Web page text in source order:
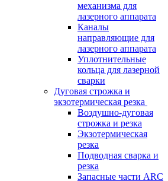
механизма для
лазерного аппарата
Каналы
направляющие для
лазерного аппарата
Уплотнительные
кольца для лазерной
сварки
Дуговая строжка и
экзотермическая резка
Воздушно-дуговая
строжка и резка
Экзотермическая
резка
Подводная сварка и
резка
Запасные части ARC